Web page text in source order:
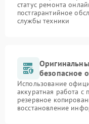
статус ремонта
постгарантийное
службы техники
безопасное
Использование
аккуратная работа с
резервное
восстановление